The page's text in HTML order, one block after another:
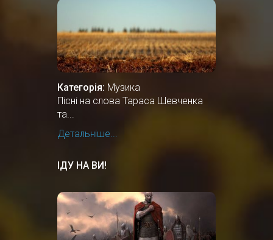
Категорія: Музика
Пісні на слова Тараса Шевченка
та...
Детальніше...
ІДУ НА ВИ!